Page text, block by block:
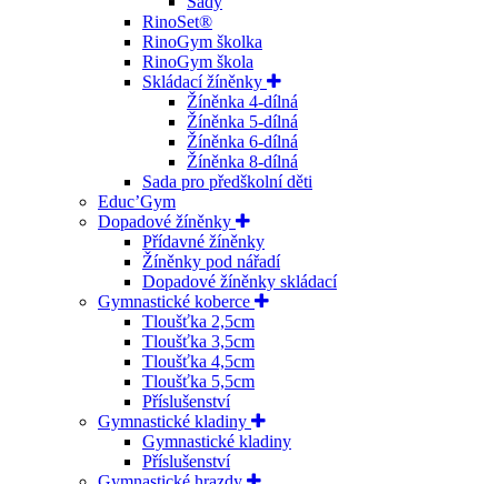
RinoSet®
RinoGym školka
RinoGym škola
Skládací žíněnky
Žíněnka 4-dílná
Žíněnka 5-dílná
Žíněnka 6-dílná
Žíněnka 8-dílná
Sada pro předškolní děti
Educ’Gym
Dopadové žíněnky
Přídavné žíněnky
Žíněnky pod nářadí
Dopadové žíněnky skládací
Gymnastické koberce
Tloušťka 2,5cm
Tloušťka 3,5cm
Tloušťka 4,5cm
Tloušťka 5,5cm
Příslušenství
Gymnastické kladiny
Gymnastické kladiny
Příslušenství